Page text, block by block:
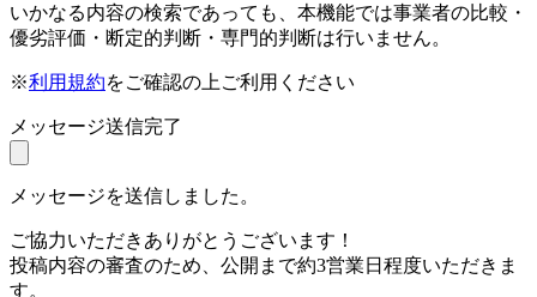
いかなる内容の検索であっても、本機能では事業者の比較・
優劣評価・断定的判断・専門的判断は行いません。
※利用規約をご確認の上ご利用ください
メッセージ送信完了
メッセージを送信しました。
ご協力いただきありがとうございます！
投稿内容の審査のため、公開まで約3営業日程度いただきま
す。